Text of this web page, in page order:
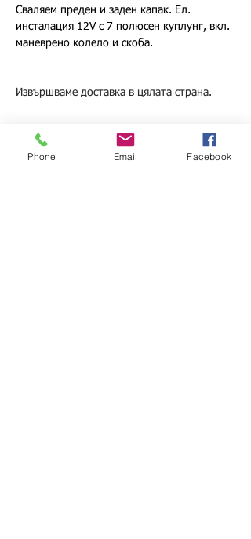
Сваляем преден и заден капак. Ел.
инсталация 12V с 7 полюсен куплунг, вкл.
маневрено колело и скоба.
Извършваме доставка в цялата страна.
Назад Напред
Phone Email Facebook